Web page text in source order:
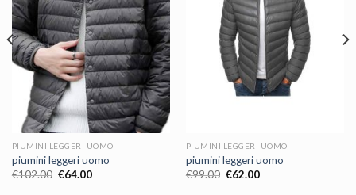
PIUMINI LEGGERI UOMO
piumini leggeri uomo
€102.00 €64.00
PIUMINI LEGGERI UOMO
piumini leggeri uomo
€99.00 €62.00